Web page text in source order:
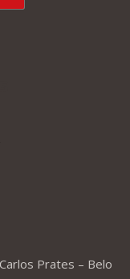
Prates – Belo